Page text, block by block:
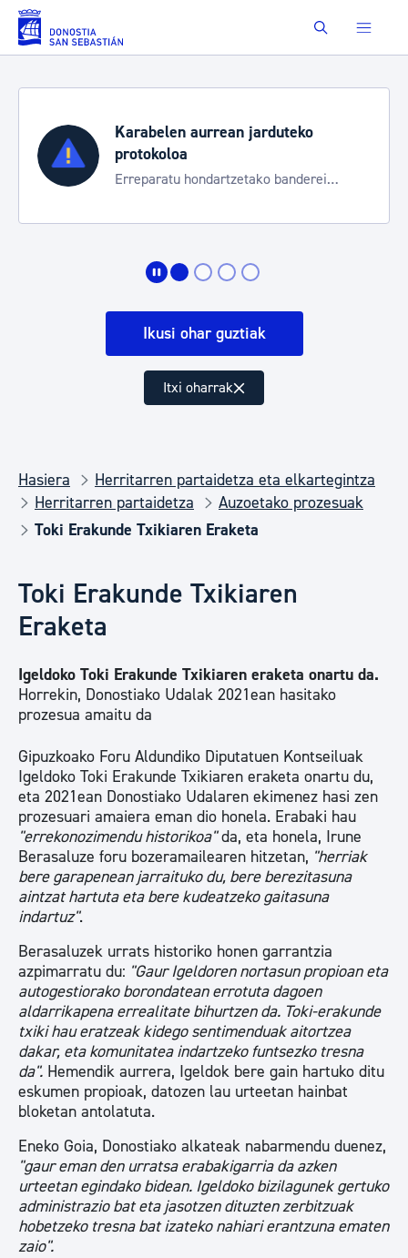
Eduki nagusira joan Buscar
Karabelen aurrean jarduteko
protokoloa
Erreparatu hondartzetako banderei
Ikusi ohar guztiak
Itxi oharrak
Hasiera
Herritarren partaidetza eta elkartegintza
Herritarren partaidetza
Auzoetako prozesuak
Toki Erakunde Txikiaren Eraketa
Toki Erakunde Txikiaren
Eraketa
Igeldoko Toki Erakunde Txikiaren eraketa onartu da.
Horrekin, Donostiako Udalak 2021ean hasitako
prozesua amaitu da
Gipuzkoako Foru Aldundiko Diputatuen Kontseiluak
Igeldoko Toki Erakunde Txikiaren eraketa onartu du,
eta 2021ean Donostiako Udalaren ekimenez hasi zen
prozesuari amaiera eman dio honela. Erabaki hau
"errekonozimendu historikoa"da, eta honela, Irune
Berasaluze foru bozeramailearen hitzetan, "herriak
bere garapenean jarraituko du, bere berezitasuna
aintzat hartuta eta bere kudeatzeko gaitasuna
indartuz".
Berasaluzek urrats historiko honen garrantzia
azpimarratu du: "Gaur Igeldoren nortasun propioan eta
autogestiorako borondatean errotuta dagoen
aldarrikapena errealitate bihurtzen da. Toki-erakunde
txiki hau eratzeak kidego sentimenduak aitortzea
dakar, eta komunitatea indartzeko funtsezko tresna
da". Hemendik aurrera, Igeldok bere gain hartuko ditu
eskumen propioak, datozen lau urteetan hainbat
bloketan antolatuta.
Eneko Goia, Donostiako alkateak nabarmendu duenez,
"gaur eman den urratsa erabakigarria da azken
urteetan egindako bidean. Igeldoko bizilagunek gertuko
administrazio bat eta jasotzen dituzten zerbitzuak
hobetzeko tresna bat izateko nahiari erantzuna ematen
zaio".